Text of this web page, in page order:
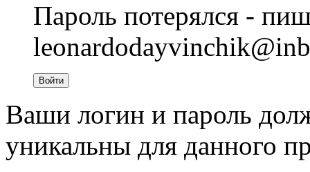
Пароль потерялся -
Войти
Ваши логин и пароль
уникальны для данного